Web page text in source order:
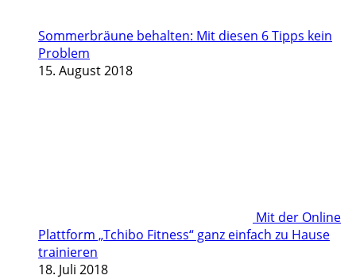
Sommerbräune behalten: Mit diesen 6 Tipps kein
Problem
15. August 2018
Mit der Online
Plattform „Tchibo Fitness“ ganz einfach zu Hause
trainieren
18. Juli 2018